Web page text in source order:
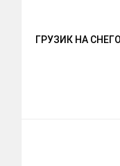
ГРУЗИК НА